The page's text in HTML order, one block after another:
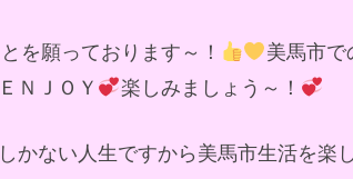
を願っております～！
美馬市で
ＮＪＯＹ 楽しみましょう～！
かない人生ですから美馬市生活を楽